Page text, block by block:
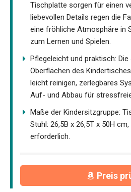
Tischplatte sorgen für einen
liebevollen Details regen die
eine fröhliche Atmosphäre in
zum Lernen und Spielen.
Pflegeleicht und praktisch:
Oberflächen des
leicht reinigen, zerlegbares
Auf- und Abbau für
Maße der Kindersitzgruppe:
Stuhl: 26,5B x 26,5T x 50H
erforderlich.
Preis